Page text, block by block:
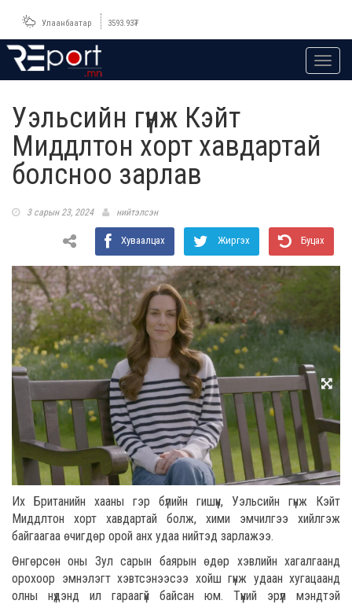
Улаанбаатар 3593.93₮
Уэльсийн гүнж Кэйт
Миддлтон хорт хавдартай
болсноо зарлав
3 сарын 23, 2024 нийтэлсэн
Хуваалцах Жиргэх Буцах
Их Британийн хааны гэр бүлийн гишүүн, Уэльсийн гүнж Кэйт
Миддлтон хорт хавдартай болж, хими эмчилгээ хийлгэж
байгаагаа өчигдөр орой анх удаа нийтэд зарлажээ.
Өнгөрсөн оны Зул сарын баярын өдөр хэвлийн хагалгаанд
орохоор эмнэлэгт хэвтсэнээсээ хойш гүнж удаан хугацаанд
олны нүдэнд ил гараагүй байсан юм. Түүний эрүүл мэндтэй